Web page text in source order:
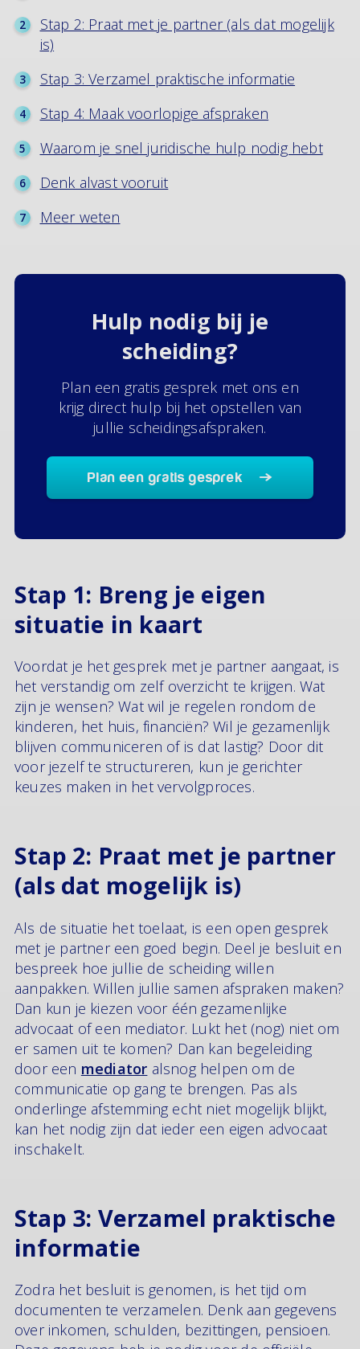
Stap 2: Praat met je partner (als dat mogelijk
is)
Stap 3: Verzamel praktische informatie
Stap 4: Maak voorlopige afspraken
Waarom je snel juridische hulp nodig hebt
Denk alvast vooruit
Meer weten
Hulp nodig bij je
scheiding?
Plan een gratis gesprek met ons en
krijg direct hulp bij het opstellen van
jullie scheidingsafspraken.
Plan een gratis gesprek
Stap 1: Breng je eigen
situatie in kaart
Voordat je het gesprek met je partner aangaat, is
het verstandig om zelf overzicht te krijgen. Wat
zijn je wensen? Wat wil je regelen rondom de
kinderen, het huis, financiën? Wil je gezamenlijk
blijven communiceren of is dat lastig? Door dit
voor jezelf te structureren, kun je gerichter
keuzes maken in het vervolgproces.
Stap 2: Praat met je partner
(als dat mogelijk is)
Als de situatie het toelaat, is een open gesprek
met je partner een goed begin. Deel je besluit en
bespreek hoe jullie de scheiding willen
aanpakken. Willen jullie samen afspraken maken?
Dan kun je kiezen voor één gezamenlijke
advocaat of een mediator. Lukt het (nog) niet om
er samen uit te komen? Dan kan begeleiding
door een mediator alsnog helpen om de
communicatie op gang te brengen. Pas als
onderlinge afstemming echt niet mogelijk blijkt,
kan het nodig zijn dat ieder een eigen advocaat
inschakelt.
Stap 3: Verzamel praktische
informatie
Zodra het besluit is genomen, is het tijd om
documenten te verzamelen. Denk aan gegevens
over inkomen, schulden, bezittingen, pensioen.